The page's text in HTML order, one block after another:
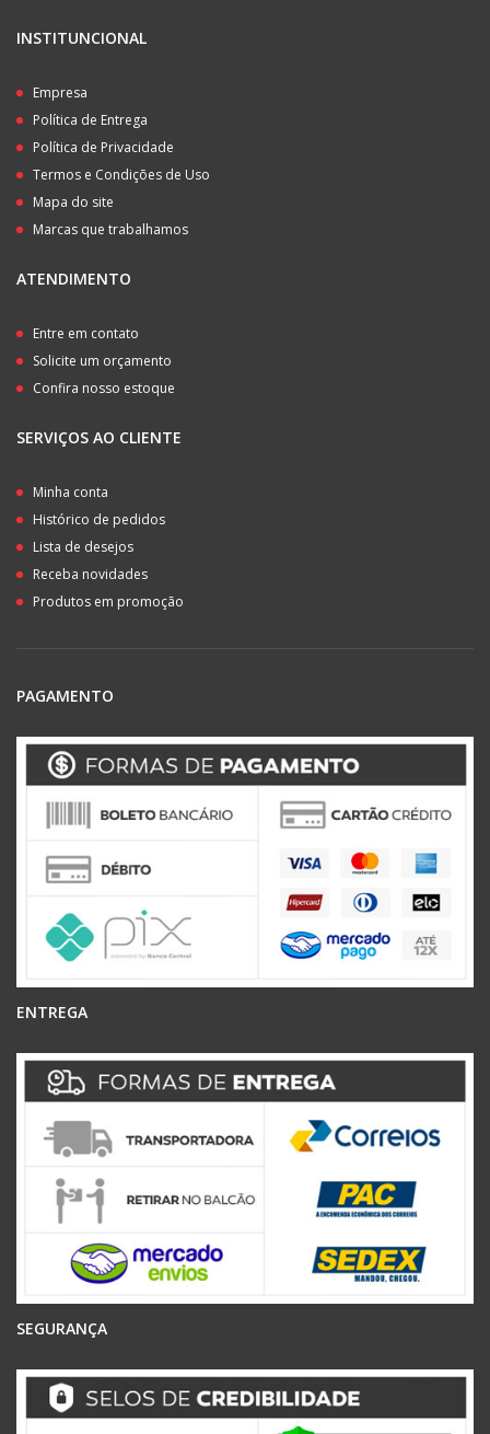
INSTITUNCIONAL
Empresa
Política de Entrega
Política de Privacidade
Termos e Condições de Uso
Mapa do site
Marcas que trabalhamos
ATENDIMENTO
Entre em contato
Solicite um orçamento
Confira nosso estoque
SERVIÇOS AO CLIENTE
Minha conta
Histórico de pedidos
Lista de desejos
Receba novidades
Produtos em promoção
PAGAMENTO
ENTREGA
SEGURANÇA